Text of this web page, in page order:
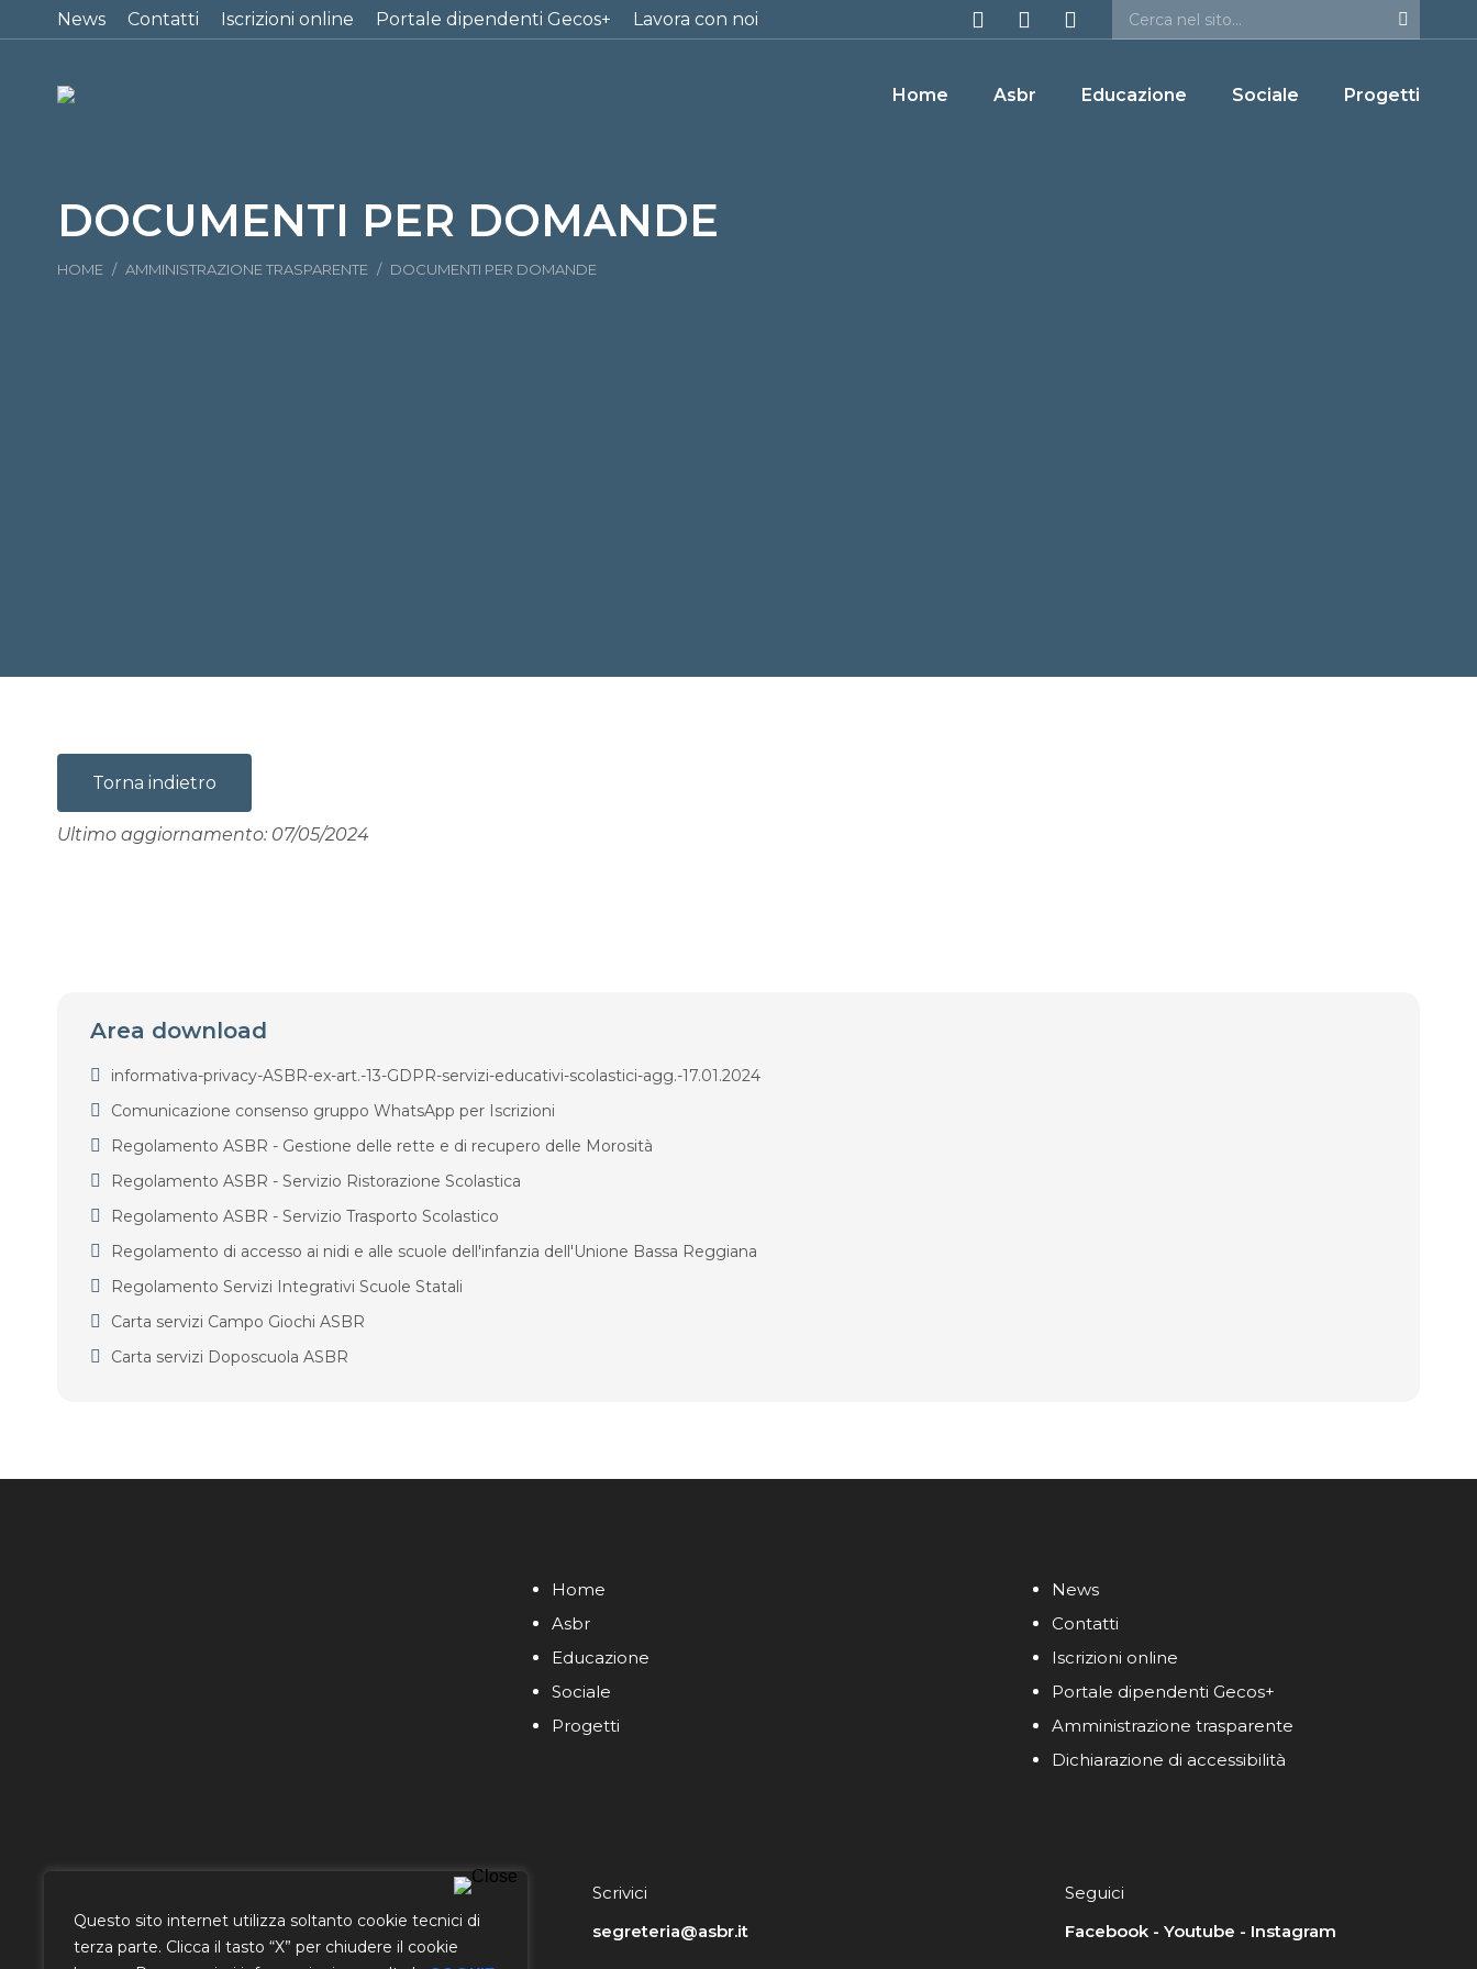
Questo sito internet utilizza soltanto cookie tecnici di
terza parte. Clicca il tasto “X” per chiudere il cookie
News Contatti Iscrizioni online Portale dipendenti Gecos+ Lavora con noi
Home Asbr Educazione Sociale Progetti
DOCUMENTI PER DOMANDE
Tu sei qui:
HOME AMMINISTRAZIONE TRASPARENTE DOCUMENTI PER DOMANDE
Torna indietro
Ultimo aggiornamento: 07/05/2024
Area download
informativa-privacy-ASBR-ex-art.-13-GDPR-servizi-educativi-scolastici-agg.-17.01.2024
Comunicazione consenso gruppo WhatsApp per Iscrizioni
Regolamento ASBR - Gestione delle rette e di recupero delle Morosità
Regolamento ASBR - Servizio Ristorazione Scolastica
Regolamento ASBR - Servizio Trasporto Scolastico
Regolamento di accesso ai nidi e alle scuole dell'infanzia dell'Unione Bassa Reggiana
Regolamento Servizi Integrativi Scuole Statali
Carta servizi Campo Giochi ASBR
Carta servizi Doposcuola ASBR
Home
Asbr
Educazione
Sociale
Progetti
News
Contatti
Iscrizioni online
Portale dipendenti Gecos+
Amministrazione trasparente
Dichiarazione di accessibilità
0522 - 221266
Scrivici
segreteria@asbr.it
Seguici
Facebook- Youtube - Instagram